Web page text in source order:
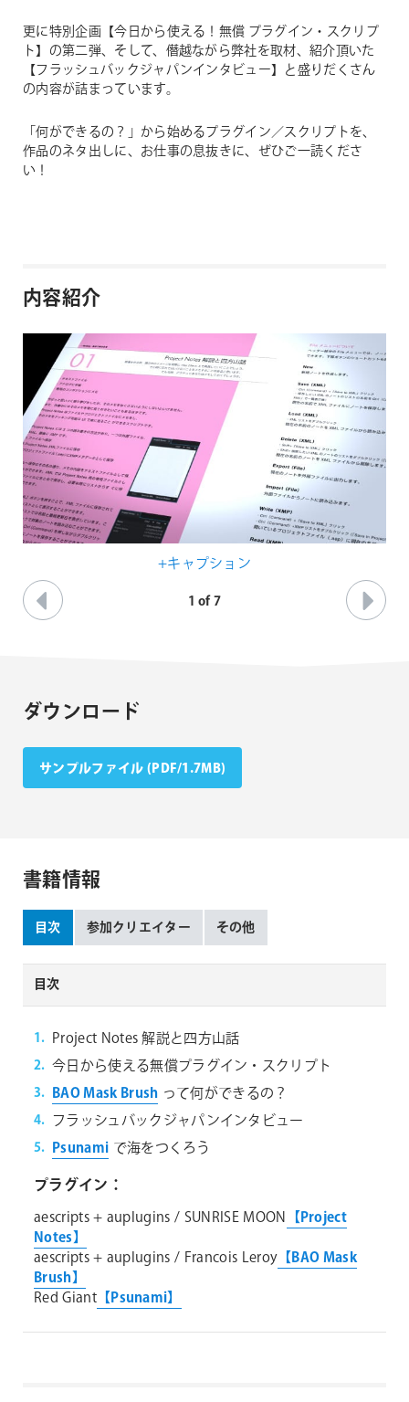
更に特別企画【今日から使える！無償 プラグイン・スクリプ
ト】の第二弾、そして、僭越ながら弊社を取材、紹介頂いた
【フラッシュバックジャパンインタビュー】と盛りだくさん
の内容が詰まっています。
「何ができるの？」から始めるプラグイン／スクリプトを、
作品のネタ出しに、お仕事の息抜きに、ぜひご一読くださ
い！
内容紹介
+キャプション
1 of7
ダウンロード
サンプルファイル (PDF/1.7MB)
書籍情報
目次 参加クリエイター その他
目次
Project Notes 解説と四方山話
今日から使える無償プラグイン・スクリプト
BAO Mask Brush って何ができるの？
フラッシュバックジャパンインタビュー
Psunami で海をつくろう
プラグイン：
aescripts + auplugins / SUNRISE MOON 【Project
Notes】
aescripts + auplugins / Francois Leroy 【BAO Mask
Brush】
Red Giant【Psunami】